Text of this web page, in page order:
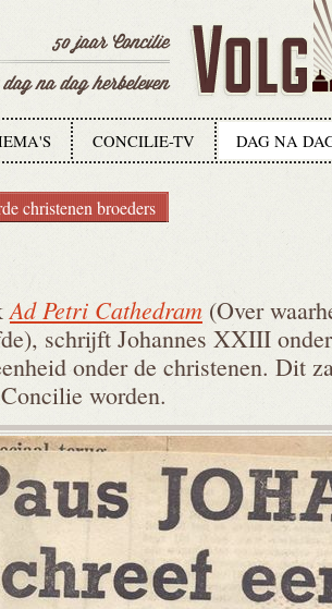
CONCILIE-TV DAG NA
christenen broeders
Ad Petri Cathedram (Over
schrijft Johannes XXIII
onder de christenen. Dit
worden.